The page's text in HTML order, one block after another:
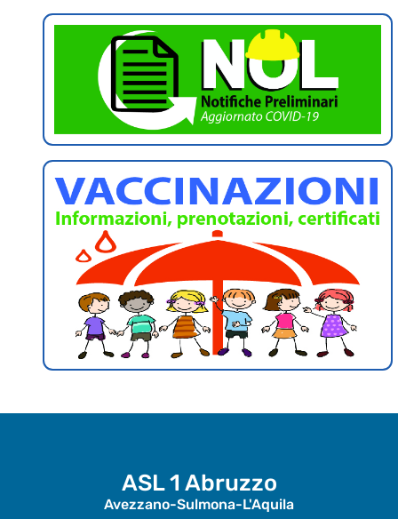
ASL 1 Abruzzo
Avezzano-Sulmona-L'Aquila